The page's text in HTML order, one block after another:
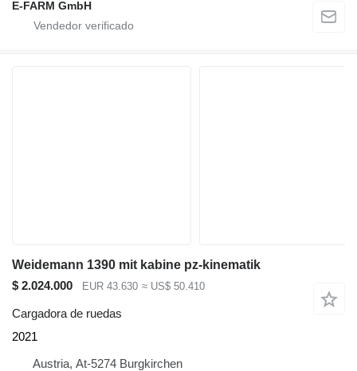
E-FARM GmbH
Weidemann 1390 mit kabine pz-kinematik
$ 2.024.000
EUR 43.630 ≈ US$ 50.410
Cargadora de ruedas
2021
Austria, At-5274 Burgkirchen